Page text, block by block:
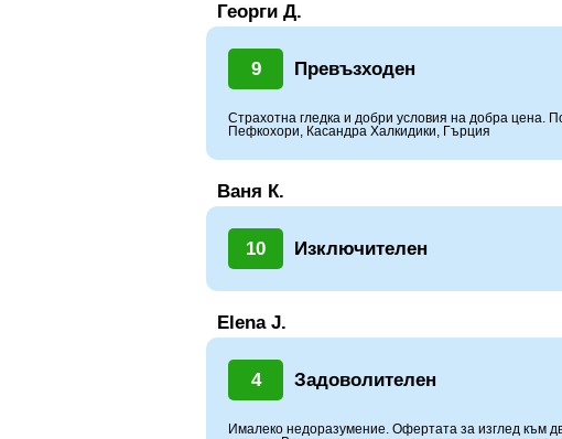
Георги Д.
9 Превъзходен
Страхотна гледка и добри условия на добра цена.
Пефкохори, Касандра Халкидики, Гърция
Ваня К.
10 Изключителен
Elena J.
4 Задоволителен
Ималеко недоразумение. Офертата за изглед към